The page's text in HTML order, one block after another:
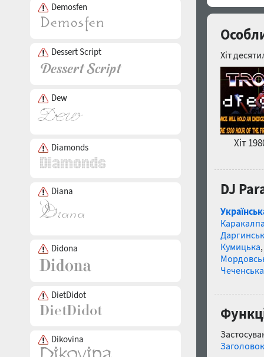
Demosfen
Dessert Script
Dew
Diamonds
Diana
Didona
DietDidot
Dikovina
Хіт
Хіт
DJ
Кумицька,
Чеченська
Заголовок